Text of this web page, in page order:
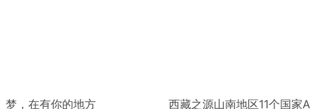
梦，在有你的地方 西藏之源山南地区11个国家A